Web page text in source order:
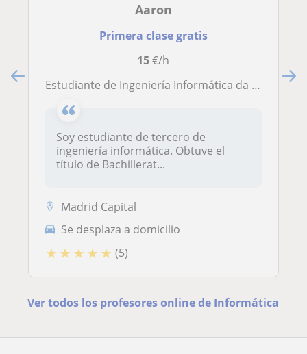
Aaron
Primera clase gratis
15€/h
Estudiante de Ingeniería Informática da clases de programación en C, Python, C , Java, HTML y CSS en Madrid
Soy estudiante de tercero de
ingeniería informática. Obtuve el
título de Bachillerat...
Madrid Capital
Se desplaza a domicilio
★ ★ ★ ★ ★ (5)
Ver todos los profesores online de Informática